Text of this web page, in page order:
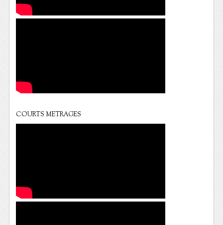
COURTS METRAGES